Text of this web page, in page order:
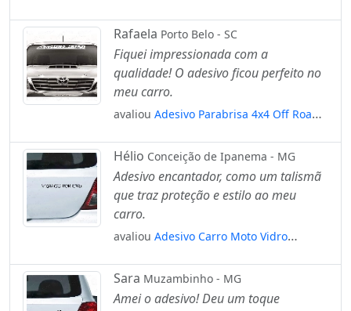
Rafaela Porto Belo - SC
Fiquei impressionada com a
qualidade! O adesivo ficou perfeito no
meu carro.
avaliou Adesivo Parabrisa 4x4 Off Road
Hélio Conceição de Ipanema - MG
Adesivo encantador, como um talismã
que traz proteção e estilo ao meu
carro.
avaliou Adesivo Carro Moto Vidro
Mod:4483
Sara Muzambinho - MG
Amei o adesivo! Deu um toque